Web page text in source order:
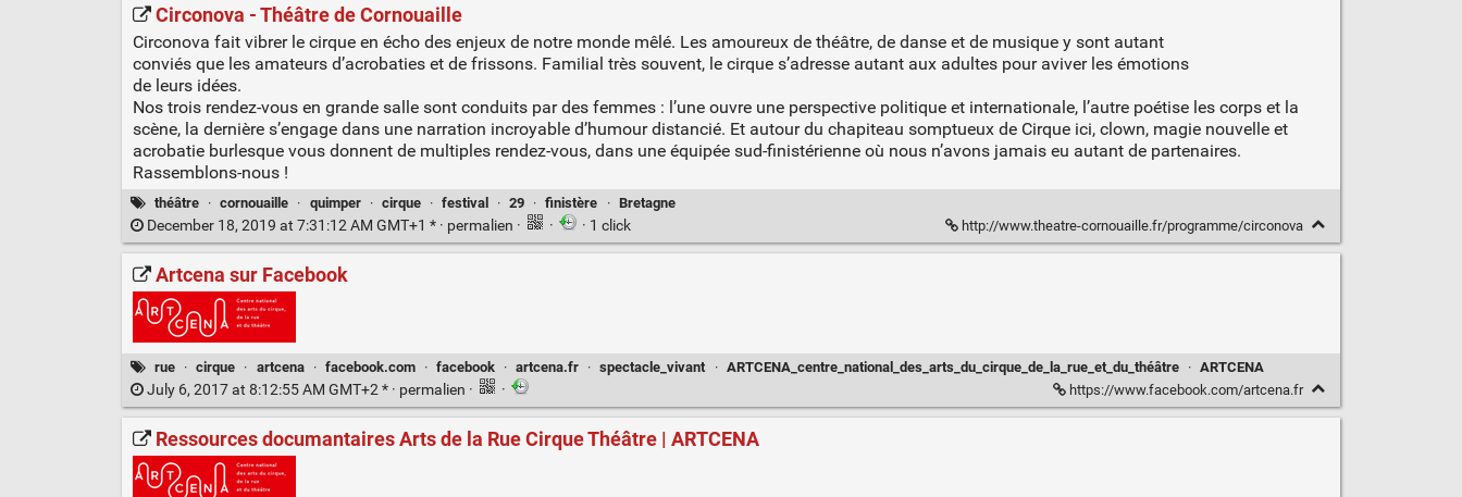
Circonova - Théâtre de Cornouaille
Circonova fait vibrer le cirque en écho des enjeux de notre monde mêlé. Les amoureux de théâtre, de danse et de musique y sont autant
conviés que les amateurs d’acrobaties et de frissons. Familial très souvent, le cirque s’adresse autant aux adultes pour aviver les émotions
de leurs idées.
Nos trois rendez-vous en grande salle sont conduits par des femmes : l’une ouvre une perspective politique et internationale, l’autre poétise les corps et la
scène, la dernière s’engage dans une narration incroyable d’humour distancié. Et autour du chapiteau somptueux de Cirque ici, clown, magie nouvelle et
acrobatie burlesque vous donnent de multiples rendez-vous, dans une équipée sud-finistérienne où nous n’avons jamais eu autant de partenaires.
Rassemblons-nous !
théâtre · cornouaille · quimper · cirque · festival · 29 · finistère · Bretagne
December 18, 2019 at 7:31:12 AM GMT+1 * · permalien · · · 1 click http://www.theatre-cornouaille.fr/programme/circonova
Artcena sur Facebook
rue · cirque · artcena · facebook.com · facebook · artcena.fr · spectacle_vivant · ARTCENA_centre_national_des_arts_du_cirque_de_la_rue_et_du_théâtre · ARTCENA
July 6, 2017 at 8:12:55 AM GMT+2 * · permalien · · https://www.facebook.com/artcena.fr
Ressources documantaires Arts de la Rue Cirque Théâtre | ARTCENA